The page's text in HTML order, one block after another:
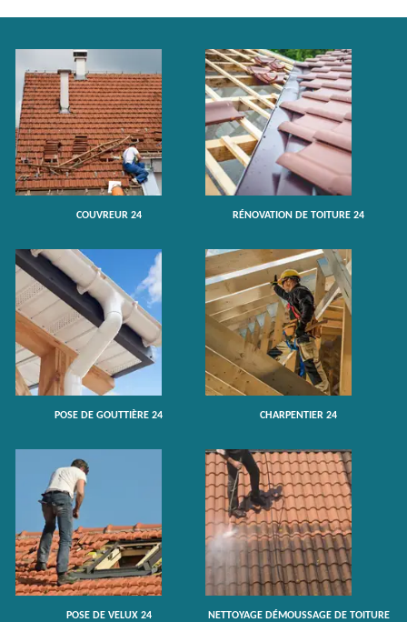
COUVREUR 24 RÉNOVATION DE TOITURE 24
POSE DE GOUTTIÈRE 24 CHARPENTIER 24
POSE DE VELUX 24
NETTOYAGE DÉMOUSSAGE DE TOITURE